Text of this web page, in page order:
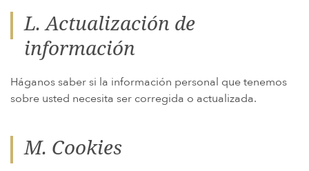
L. Actualización de
información
Háganos saber si la información personal que tenemos
sobre usted necesita ser corregida o actualizada.
M. Cookies